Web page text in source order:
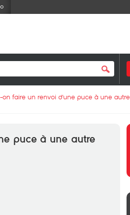
faire un renvoi d'une puce à une autre
puce à une autre